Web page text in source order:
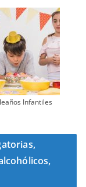
Infantiles